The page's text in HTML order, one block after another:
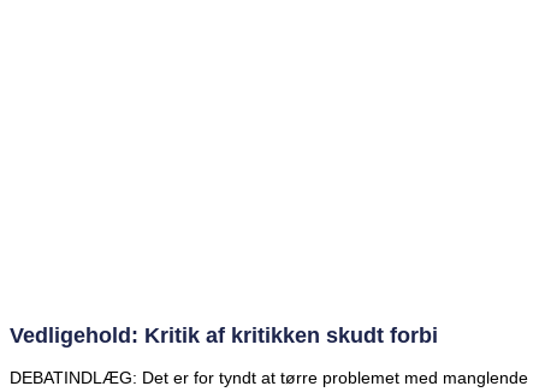
Vedligehold: Kritik af kritikken skudt forbi
DEBATINDLÆG: Det er for tyndt at tørre problemet med manglende